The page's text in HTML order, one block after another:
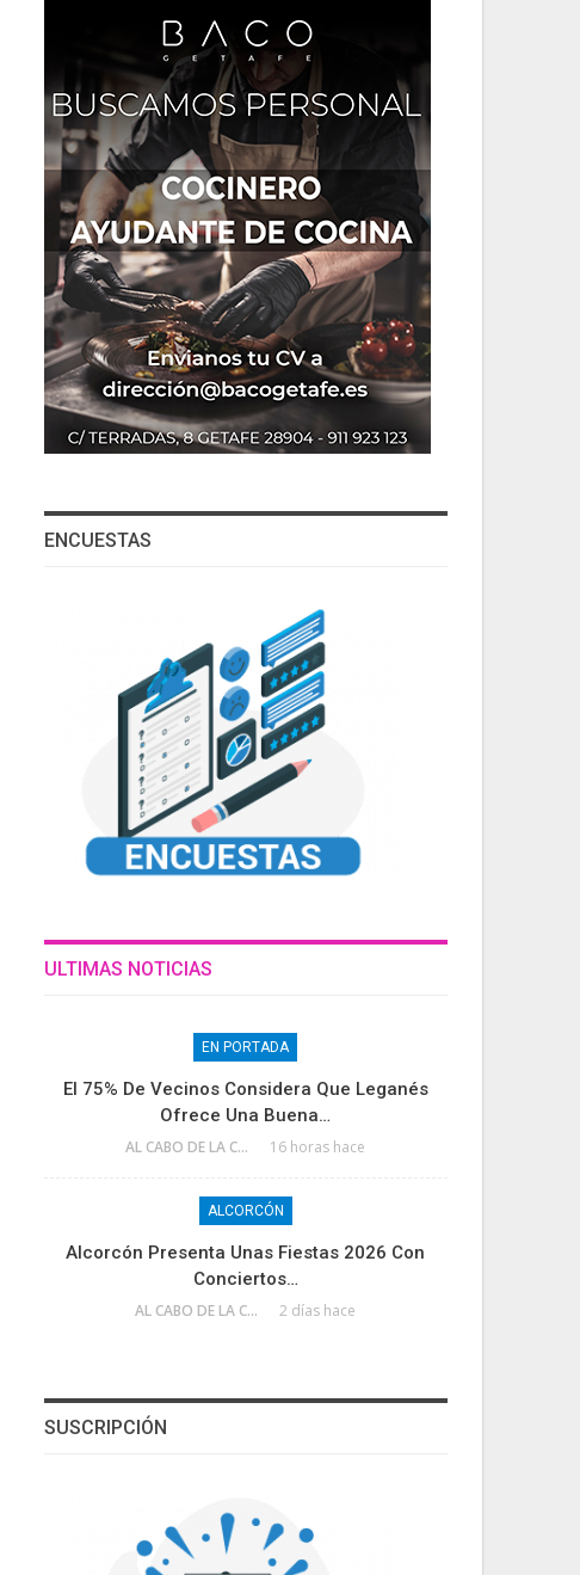
ENCUESTAS
ULTIMAS NOTICIAS
EN PORTADA
El 75% De Vecinos Considera Que Leganés
Ofrece Una Buena…
AL CABO DE LA CALLE 16 horas hace
ALCORCÓN
Alcorcón Presenta Unas Fiestas 2026 Con
Conciertos…
AL CABO DE LA CALLE 2 días hace
SUSCRIPCIÓN